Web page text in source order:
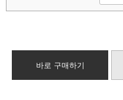
바로 구매하기